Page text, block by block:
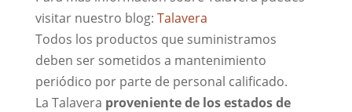
visitar nuestro blog: Talavera
Todos los productos que suministramos
deben ser sometidos a mantenimiento
periódico por parte de personal calificado.
La Talavera proveniente de los estados de